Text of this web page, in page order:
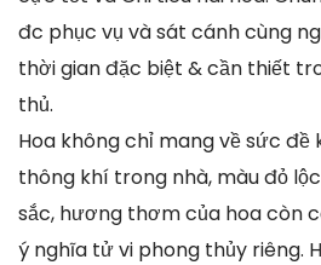
đc phục vụ và sát cánh cùng
thời gian đặc biệt & cần thiết
thủ.
Hoa không chỉ mang về sức đề
thông khí trong nhà, màu đỏ
sắc, hương thơm của hoa còn
ý nghĩa tử vi phong thủy riêng.